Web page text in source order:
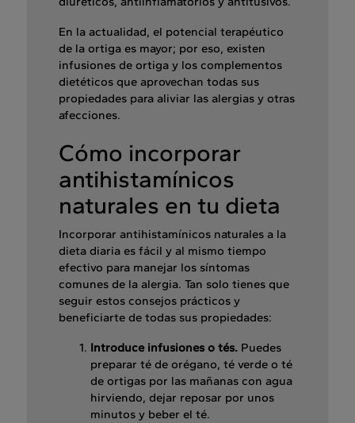
En la actualidad, el potencial terapéutico
de la ortiga es mayor; por eso, existen
infusiones de ortiga y los complementos
dietéticos que aprovechan todas sus
propiedades para aliviar las alergias y otras
afecciones.
Cómo incorporar
antihistamínicos
naturales en tu dieta
Incorporar antihistamínicos naturales a la
dieta diaria es fácil y al mismo tiempo
efectivo para manejar los síntomas
comunes de la alergia. Tan solo tienes que
seguir estos consejos prácticos y
beneficiarte de todas sus propiedades:
Introduce infusiones o tés. Puedes
preparar té de orégano, té verde o té
de ortigas por las mañanas con agua
hirviendo, dejar reposar por unos
minutos y beber el té.